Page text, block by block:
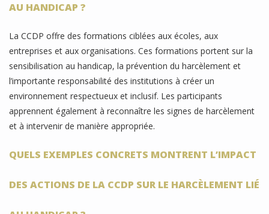
AU HANDICAP ?
La CCDP offre des formations ciblées aux écoles, aux
entreprises et aux organisations. Ces formations portent sur la
sensibilisation au handicap, la prévention du harcèlement et
l’importante responsabilité des institutions à créer un
environnement respectueux et inclusif. Les participants
apprennent également à reconnaître les signes de harcèlement
et à intervenir de manière appropriée.
QUELS EXEMPLES CONCRETS MONTRENT L’IMPACT
DES ACTIONS DE LA CCDP SUR LE HARCÈLEMENT LIÉ